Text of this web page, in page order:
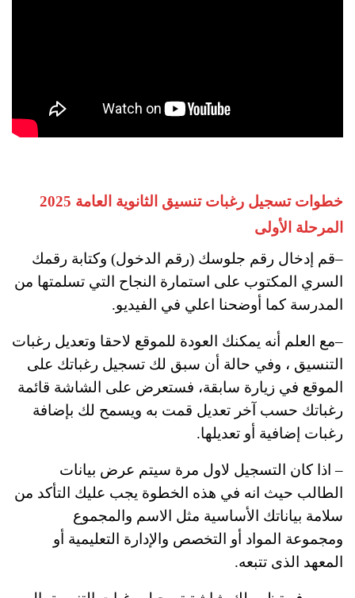
خطوات تسجيل رغبات تنسيق الثانوية العامة 2025
المرحلة الأولى
–قم إدخال رقم جلوسك (رقم الدخول) وكتابة رقمك
السري المكتوب على استمارة النجاح التي تسلمتها من
المدرسة كما أوضحنا اعلي في الفيديو.
–مع العلم أنه يمكنك العودة للموقع لاحقا وتعديل رغبات
التنسيق ، وفي حالة أن سبق لك تسجيل رغباتك على
الموقع في زيارة سابقة، فستعرض على الشاشة قائمة
رغباتك حسب آخر تعديل قمت به ويسمح لك بإضافة
رغبات إضافية أو تعديلها.
– اذا كان التسجيل لاول مرة سيتم عرض بيانات
الطالب حيث انه في هذه الخطوة يجب عليك التأكد من
سلامة بياناتك الأساسية مثل الاسم والمجموع
ومجموعة المواد أو التخصص والإدارة التعليمية أو
المعهد الذى تتبعه.